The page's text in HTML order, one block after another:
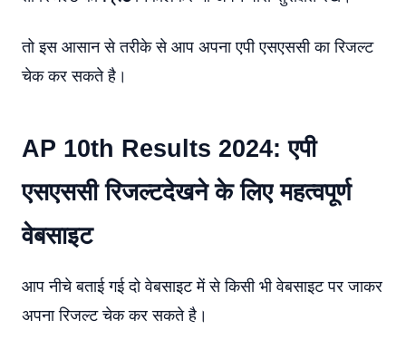
तो इस आसान से तरीके से आप अपना एपी एसएससी का रिजल्ट
चेक कर सकते है।
AP 10th Results 2024: एपी
एसएससी रिजल्टदेखने के लिए महत्वपूर्ण
वेबसाइट
आप नीचे बताई गई दो वेबसाइट में से किसी भी वेबसाइट पर जाकर
अपना रिजल्ट चेक कर सकते है।